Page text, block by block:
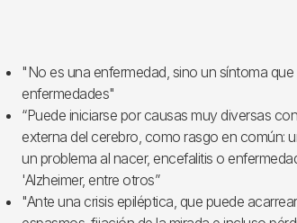
"No es una enfermedad, sino un síntoma
enfermedades"
“Puede iniciarse por causas muy diversas
externa del cerebro, como rasgo en común:
un problema al nacer, encefalitis o
'Alzheimer, entre otros”
"Ante una crisis epiléptica, que puede